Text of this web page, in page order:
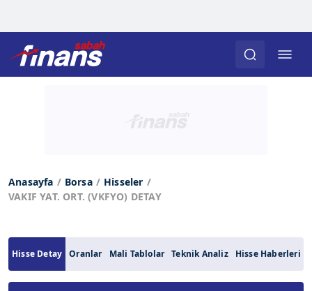
Anasayfa Borsa
Hisseler
VAKIF YAT. ORT. (VKFYO) DETAY
Hisse Detay Oranlar Mali Tablolar Teknik Analiz Hisse Haberleri